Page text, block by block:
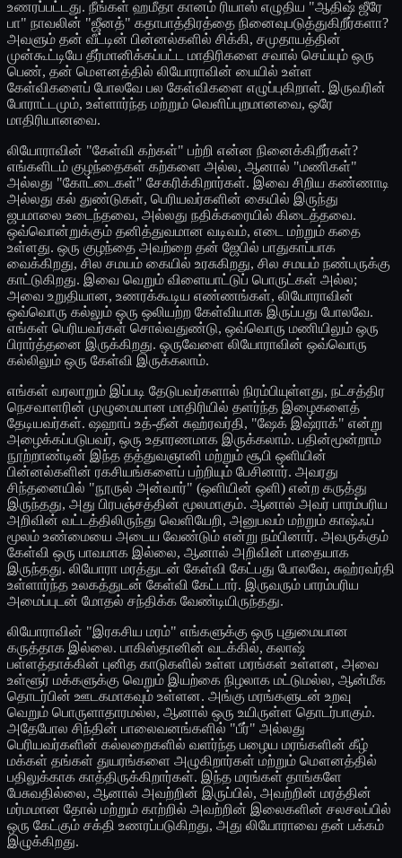
உணரப்பட்டது. நீங்கள் ஹமீதா கானம் ரியாஸ் எழுதிய "ஆதிஷ் ஜீரே
பா" நாவலின் "ஜீனத்" கதாபாத்திரத்தை நினைவுபடுத்துகிறீர்களா?
அவளும் தன் வீட்டின் பின்னல்களில் சிக்கி, சமுதாயத்தின்
முன்கூட்டியே தீர்மானிக்கப்பட்ட மாதிரிகளை சவால் செய்யும் ஒரு
பெண், தன் மௌனத்தில் லியோராவின் பையில் உள்ள
கேள்விகளைப் போலவே பல கேள்விகளை எழுப்புகிறாள். இருவரின்
போராட்டமும், உள்ளார்ந்த மற்றும் வெளிப்புறமானவை, ஒரே
மாதிரியானவை.
லியோராவின் "கேள்வி கற்கள்" பற்றி என்ன நினைக்கிறீர்கள்?
எங்களிடம் குழந்தைகள் கற்களை அல்ல, ஆனால் "மணிகள்"
அல்லது "கோட்டைகள்" சேகரிக்கிறார்கள். இவை சிறிய கண்ணாடி
அல்லது கல் துண்டுகள், பெரியவர்களின் கையில் இருந்து
ஜபமாலை உடைந்தவை, அல்லது நதிக்கரையில் கிடைத்தவை.
ஒவ்வொன்றுக்கும் தனித்துவமான வடிவம், எடை மற்றும் கதை
உள்ளது. ஒரு குழந்தை அவற்றை தன் ஜேபில் பாதுகாப்பாக
வைக்கிறது, சில சமயம் கையில் உரசுகிறது, சில சமயம் நண்பருக்கு
காட்டுகிறது. இவை வெறும் விளையாட்டுப் பொருட்கள் அல்ல;
அவை உறுதியான, உணரக்கூடிய எண்ணங்கள், லியோராவின்
ஒவ்வொரு கல்லும் ஒரு ஒலியற்ற கேள்வியாக இருப்பது போலவே.
எங்கள் பெரியவர்கள் சொல்வதுண்டு, ஒவ்வொரு மணியிலும் ஒரு
பிரார்த்தனை இருக்கிறது. ஒருவேளை லியோராவின் ஒவ்வொரு
கல்லிலும் ஒரு கேள்வி இருக்கலாம்.
எங்கள் வரலாறும் இப்படி தேடுபவர்களால் நிரம்பியுள்ளது, நட்சத்திர
நெசவாளரின் முழுமையான மாதிரியில் தளர்ந்த இழைகளைத்
தேடியவர்கள். ஷஹாப் உத்-தீன் சுஹ்ரவர்தி, "ஷேக் இஷ்ராக்" என்று
அழைக்கப்படுபவர், ஒரு உதாரணமாக இருக்கலாம். பதின்மூன்றாம்
நூற்றாண்டின் இந்த தத்துவஞானி மற்றும் சூபி ஒளியின்
பின்னல்களின் ரகசியங்களைப் பற்றியும் பேசினார். அவரது
சிந்தனையில் "நூருல் அன்வார்" (ஒளியின் ஒளி) என்ற கருத்து
இருந்தது, அது பிரபஞ்சத்தின் மூலமாகும். ஆனால் அவர் பாரம்பரிய
அறிவின் வட்டத்திலிருந்து வெளியேறி, அனுபவம் மற்றும் காஷ்ஃப்
மூலம் உண்மையை அடைய வேண்டும் என்று நம்பினார். அவருக்கும்
கேள்வி ஒரு பாவமாக இல்லை, ஆனால் அறிவின் பாதையாக
இருந்தது. லியோரா மரத்துடன் கேள்வி கேட்பது போலவே, சுஹ்ரவர்தி
உள்ளார்ந்த உலகத்துடன் கேள்வி கேட்டார். இருவரும் பாரம்பரிய
அமைப்புடன் மோதல் சந்திக்க வேண்டியிருந்தது.
லியோராவின் "இரகசிய மரம்" எங்களுக்கு ஒரு புதுமையான
கருத்தாக இல்லை. பாகிஸ்தானின் வடக்கில், கலாஷ்
பள்ளத்தாக்கின் புனித காடுகளில் உள்ள மரங்கள் உள்ளன, அவை
உள்ளூர் மக்களுக்கு வெறும் இயற்கை நிழலாக மட்டுமல்ல, ஆன்மீக
தொடர்பின் ஊடகமாகவும் உள்ளன. அங்கு மரங்களுடன் உறவு
வெறும் பொருளாதாரமல்ல, ஆனால் ஒரு உயிருள்ள தொடர்பாகும்.
அதேபோல சிந்தின் பாலைவனங்களில் "பீர்" அல்லது
பெரியவர்களின் கல்லறைகளில் வளர்ந்த பழைய மரங்களின் கீழ்
மக்கள் தங்கள் துயரங்களை அழுகிறார்கள் மற்றும் மௌனத்தில்
பதிலுக்காக காத்திருக்கிறார்கள். இந்த மரங்கள் தாங்களே
பேசுவதில்லை, ஆனால் அவற்றின் இருப்பில், அவற்றின் மரத்தின்
மர்மமான தோல் மற்றும் காற்றில் அவற்றின் இலைகளின் சலசலப்பில்
ஒரு கேட்கும் சக்தி உணரப்படுகிறது, அது லியோராவை தன் பக்கம்
இழுக்கிறது.